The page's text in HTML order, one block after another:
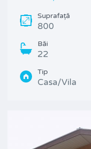
Suprafață
800
Băi
22
Tip
Casa/Vila